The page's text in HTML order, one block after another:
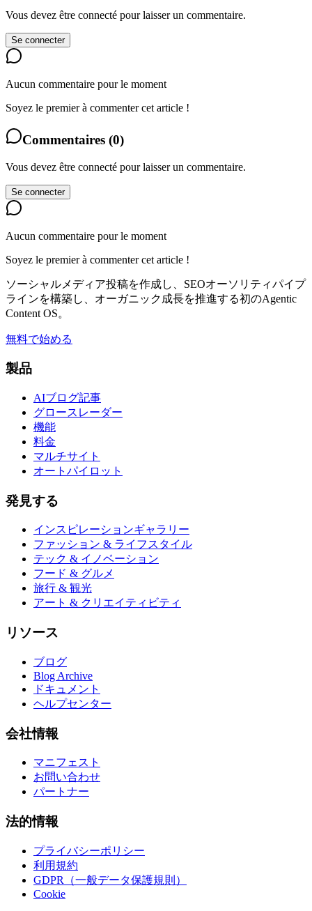
Vous devez être connecté pour laisser un commentaire.
Se connecter
Aucun commentaire pour le moment
Soyez le premier à commenter cet article !
Commentaires (0)
Vous devez être connecté pour laisser un commentaire.
Se connecter
Aucun commentaire pour le moment
Soyez le premier à commenter cet article !
ソーシャルメディア投稿を作成し、SEOオーソリティパイプ
ラインを構築し、オーガニック成長を推進する初のAgentic
Content OS。
無料で始める
製品
AIブログ記事
グロースレーダー
機能
料金
マルチサイト
オートパイロット
発見する
インスピレーションギャラリー
ファッション & ライフスタイル
テック & イノベーション
フード & グルメ
旅行 & 観光
アート & クリエイティビティ
リソース
ブログ
Blog Archive
ドキュメント
ヘルプセンター
会社情報
マニフェスト
お問い合わせ
パートナー
法的情報
プライバシーポリシー
利用規約
GDPR（一般データ保護規則）
Cookie